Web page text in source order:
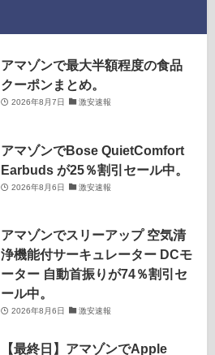
アマゾンで最大半額程度の食品
クーポンまとめ。
2026年8月7日 激安速報
アマゾンでBose QuietComfort
Earbuds が25％割引セール中。
2026年8月6日 激安速報
アマゾンでスリーアップ 空気清
浄機能付サーキュレーター DCモ
ーター 自動首振りが74％割引セ
ール中。
2026年8月6日 激安速報
【最終日】アマゾンでApple